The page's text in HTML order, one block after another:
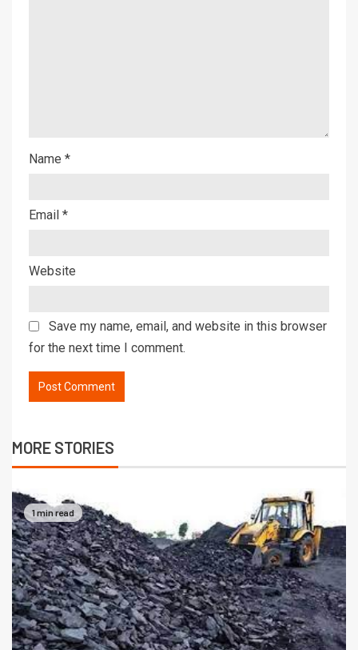
Name *
Email *
Website
Save my name, email, and website in this browser
for the next time I comment.
MORE STORIES
1 min read